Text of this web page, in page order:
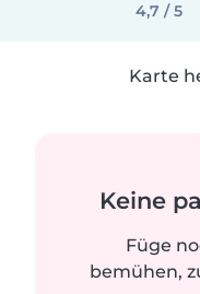
4,7 / 5
Karte
Keine
Füge
bemühen,